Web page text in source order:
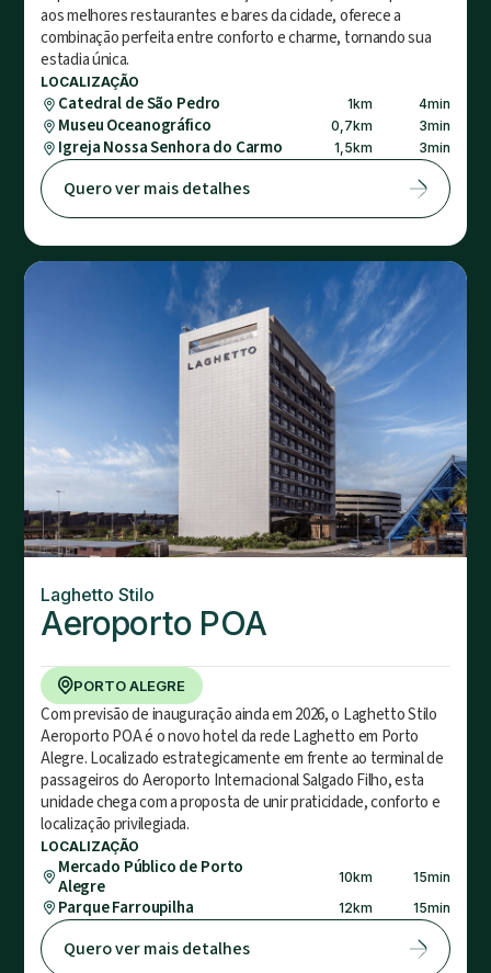
aos melhores restaurantes e bares da cidade, oferece a
combinação perfeita entre conforto e charme, tornando sua
estadia única.
LOCALIZAÇÃO
Catedral de São Pedro 1km 4min
Museu Oceanográfico 0,7km 3min
Igreja Nossa Senhora do Carmo 1,5km 3min
Quero ver mais detalhes
Laghetto Stilo
Aeroporto POA
PORTO ALEGRE
Com previsão de inauguração ainda em 2026, o Laghetto Stilo
Aeroporto POA é o novo hotel da rede Laghetto em Porto
Alegre. Localizado estrategicamente em frente ao terminal de
passageiros do Aeroporto Internacional Salgado Filho, esta
unidade chega com a proposta de unir praticidade, conforto e
localização privilegiada.
LOCALIZAÇÃO
Mercado Público de Porto
Alegre
10km 15min
Parque Farroupilha 12km 15min
Quero ver mais detalhes